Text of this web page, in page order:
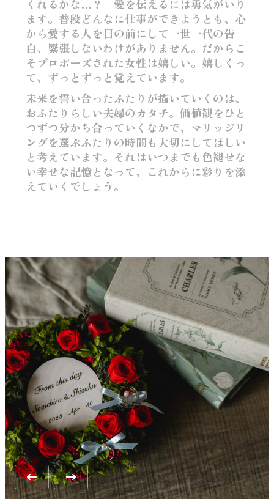
くれるかな…？ 愛を伝えるには勇気がいり
ます。普段どんなに仕事ができようとも、心
から愛する人を目の前にして一世一代の告
白、緊張しないわけがありません。だからこ
そプロポーズされた女性は嬉しい。嬉しくっ
て、ずっとずっと覚えています。
未来を誓い合ったふたりが描いていくのは、
おふたりらしい夫婦のカタチ。価値観をひと
つずつ分かち合っていくなかで、マリッジリ
ングを選ぶふたりの時間も大切にしてほしい
と考えています。それはいつまでも色褪せな
い幸せな記憶となって、これからに彩りを添
えていくでしょう。